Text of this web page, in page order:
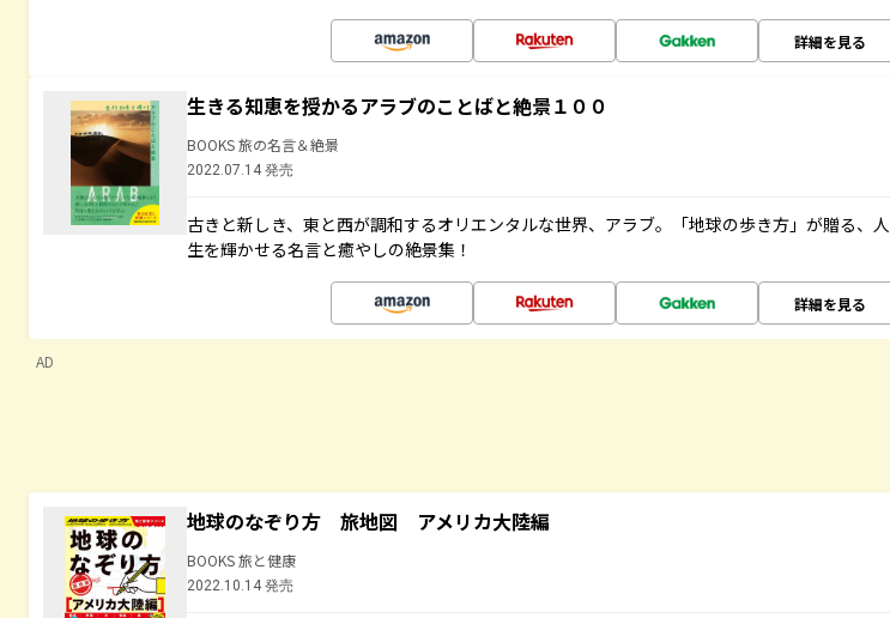
詳細を見る
生きる知恵を授かるアラブのことばと絶景１００
BOOKS 旅の名言＆絶景
2022.07.14 発売
古きと新しき、東と西が調和するオリエンタルな世界、アラブ。「地球の歩き方」が贈る、人
生を輝かせる名言と癒やしの絶景集！
詳細を見る
AD
地球のなぞり方 旅地図 アメリカ大陸編
BOOKS 旅と健康
2022.10.14 発売